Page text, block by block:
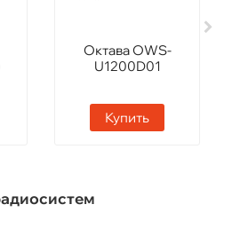
Октава OWS-
U1200D01
Купить